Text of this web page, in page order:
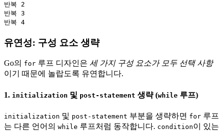
반복 2
반복 3
유연성: 구성 요소 생략
Go의 for 루프 디자인은 세 가지 구성 요소가 모두 선택 사항
이기 때문에 놀랍도록 유연합니다.
1. initialization 및 post-statement 생략 (while 루프)
initialization 및 post-statement 부분을 생략하면 for 루프
는 다른 언어의 while 루프처럼 동작합니다. condition이 있는